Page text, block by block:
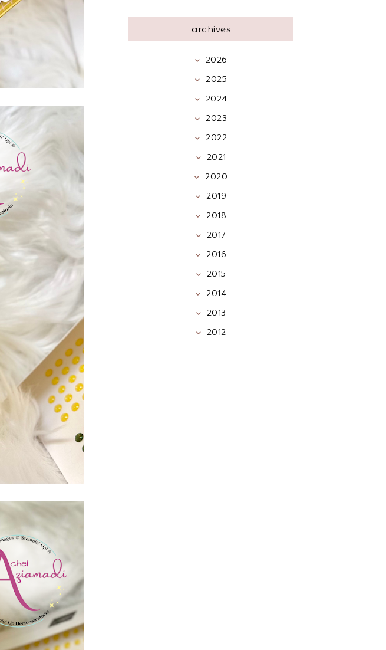
archives
2026
2025
2024
2023
2022
2021
2020
2019
2018
2017
2016
2015
2014
2013
2012